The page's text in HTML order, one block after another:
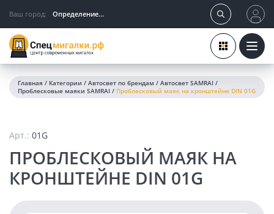
Ваш город: Определение...
Главная / Категории / Автосвет по брендам / Автосвет SAMRAI /
Проблесковые маяки SAMRAI / Проблесковый маяк на кронштейне DIN 01G
Арт.: 01G
ПРОБЛЕСКОВЫЙ МАЯК НА
КРОНШТЕЙНЕ DIN 01G